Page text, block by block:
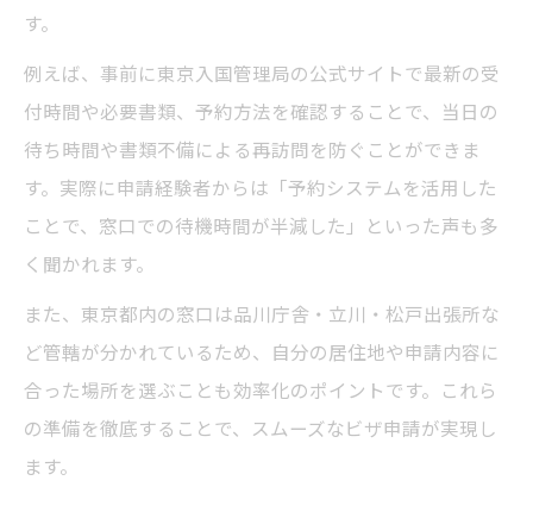
す。
例えば、事前に東京入国管理局の公式サイトで最新の受
付時間や必要書類、予約方法を確認することで、当日の
待ち時間や書類不備による再訪問を防ぐことができま
す。実際に申請経験者からは「予約システムを活用した
ことで、窓口での待機時間が半減した」といった声も多
く聞かれます。
また、東京都内の窓口は品川庁舎・立川・松戸出張所な
ど管轄が分かれているため、自分の居住地や申請内容に
合った場所を選ぶことも効率化のポイントです。これら
の準備を徹底することで、スムーズなビザ申請が実現し
ます。